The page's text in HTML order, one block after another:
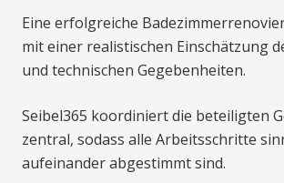
Eine erfolgreiche
mit einer realistischen Einschätzung
und technischen Gegebenheiten.
Seibel365 koordiniert die beteiligten
zentral, sodass alle Arbeitsschritte
aufeinander abgestimmt sind.